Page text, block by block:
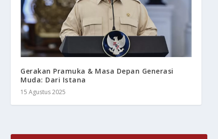
Gerakan Pramuka & Masa Depan Generasi
Muda: Dari Istana
15 Agustus 2025